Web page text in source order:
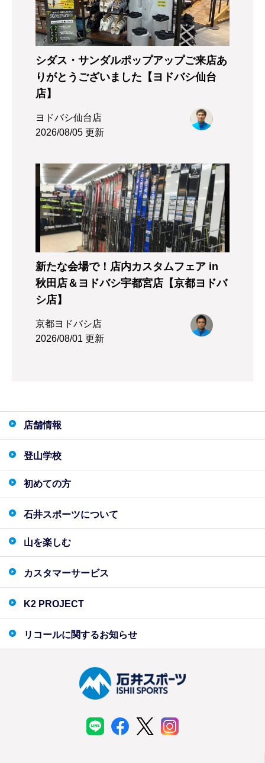
シダス・サンダルポップアップご来店あ
りがとうございました【ヨドバシ仙台
店】
ヨドバシ仙台店
2026/08/05 更新
新たな会場で！店内カスタムフェア in
秋田店＆ヨドバシ宇都宮店【京都ヨドバ
シ店】
京都ヨドバシ店
2026/08/01 更新
店舗情報
登山学校
初めての方
石井スポーツについて
山を楽しむ
カスタマーサービス
K2 PROJECT
リコールに関するお知らせ